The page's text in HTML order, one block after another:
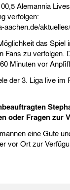
Alemannia
verfolgen:
aachen.de/
das
Fans zu verfolgen.
Minuten vor
der 3. Liga live
oder Fragen zur
eine Gute
vor Ort zur